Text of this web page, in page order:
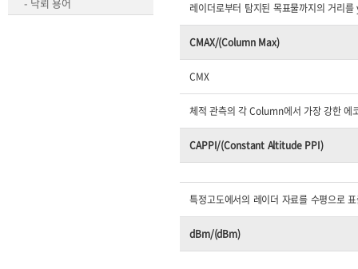
레이더로부터 탐지된 목표물까지의 거리
CMAX/(Column Max)
CMX
체적 관측의 각 Column에서 가장 강한 에
CAPPI/(Constant Altitude PPI)
특정고도에서의 레이더 자료를 수평으로
dBm/(dBm)